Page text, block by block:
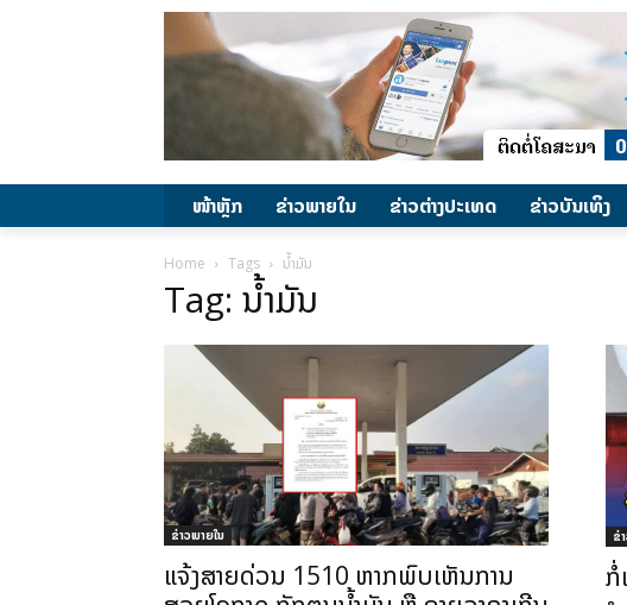
ໜ້າຫຼັກ ຂ່າວພາຍ​ໃນ ຂ່າວຕ່າງປະເທດ ​ຂ່າວບັນເທິງ
Home Tags ນໍ້າມັນ
Tag: ນໍ້າມັນ
ຂ່າວພາຍ​ໃນ
ແຈ້ງສາຍດ່ວນ 1510 ຫາກພົບເຫັນການ
ຂ່
ກໍ່